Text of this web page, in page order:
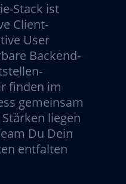
Stack ist
Client-
User
Backend-
finden im
gemeinsam
liegen
Du Dein
entfalten